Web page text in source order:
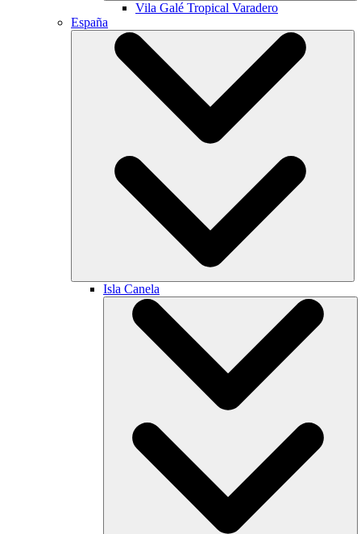
Vila Galé Tropical Varadero
España
Isla Canela